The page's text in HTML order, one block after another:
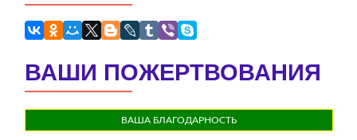
ВАШИ ПОЖЕРТВОВАНИЯ
ВАША БЛАГОДАРНОСТЬ